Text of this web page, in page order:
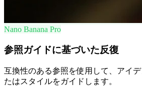
Nano Banana Pro
参照ガイドに基づいた反復
互換性のある参照を使用して、アイ
たはスタイルをガイドします。